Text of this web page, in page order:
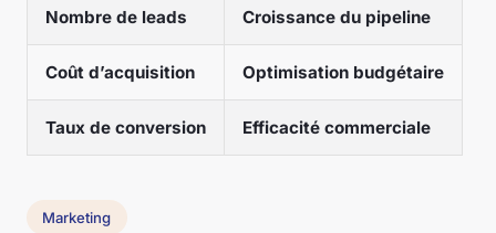
Nombre de leads Croissance du pipeline
Coût d’acquisition Optimisation budgétaire
Taux de conversion Efficacité commerciale
Marketing